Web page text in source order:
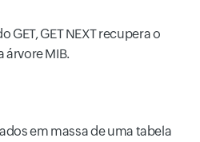
GET NEXT recupera o
árvore MIB.
em massa de uma tabela